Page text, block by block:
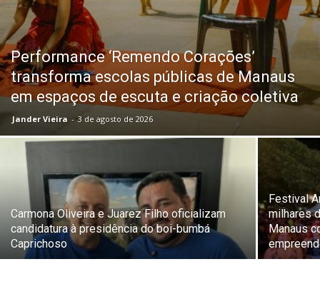
Performance ‘Remendo Corações’
transforma escolas públicas de Manaus
em espaços de escuta e criação coletiva
Jander Vieira - 3 de agosto de 2026
Carmona Oliveira e Juarez Filho oficializam
candidatura à presidência do boi-bumbá
Caprichoso
Festival
milhares
Manaus